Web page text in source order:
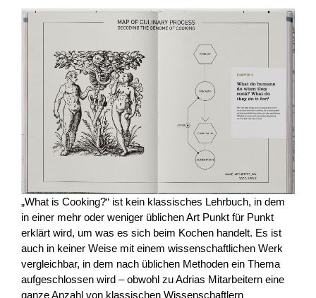
„What is Cooking?“ ist kein klassisches Lehrbuch, in dem
in einer mehr oder weniger üblichen Art Punkt für Punkt
erklärt wird, um was es sich beim Kochen handelt. Es ist
auch in keiner Weise mit einem wissenschaftlichen Werk
vergleichbar, in dem nach üblichen Methoden ein Thema
aufgeschlossen wird – obwohl zu Adrias Mitarbeitern eine
ganze Anzahl von klassischen Wissenschaftlern